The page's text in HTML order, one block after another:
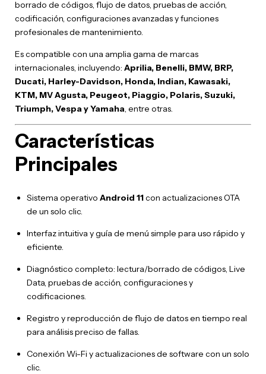
borrado de códigos, flujo de datos, pruebas de acción,
codificación, configuraciones avanzadas y funciones
profesionales de mantenimiento.
Es compatible con una amplia gama de marcas
internacionales, incluyendo: Aprilia, Benelli, BMW, BRP,
Ducati, Harley-Davidson, Honda, Indian, Kawasaki,
KTM, MV Agusta, Peugeot, Piaggio, Polaris, Suzuki,
Triumph, Vespa y Yamaha, entre otras.
Características
Principales
Sistema operativo Android 11con actualizaciones OTA
de un solo clic.
Interfaz intuitiva y guía de menú simple para uso rápido y
eficiente.
Diagnóstico completo: lectura/borrado de códigos, Live
Data, pruebas de acción, configuraciones y
codificaciones.
Registro y reproducción de flujo de datos en tiempo real
para análisis preciso de fallas.
Conexión Wi-Fi y actualizaciones de software con un solo
clic.